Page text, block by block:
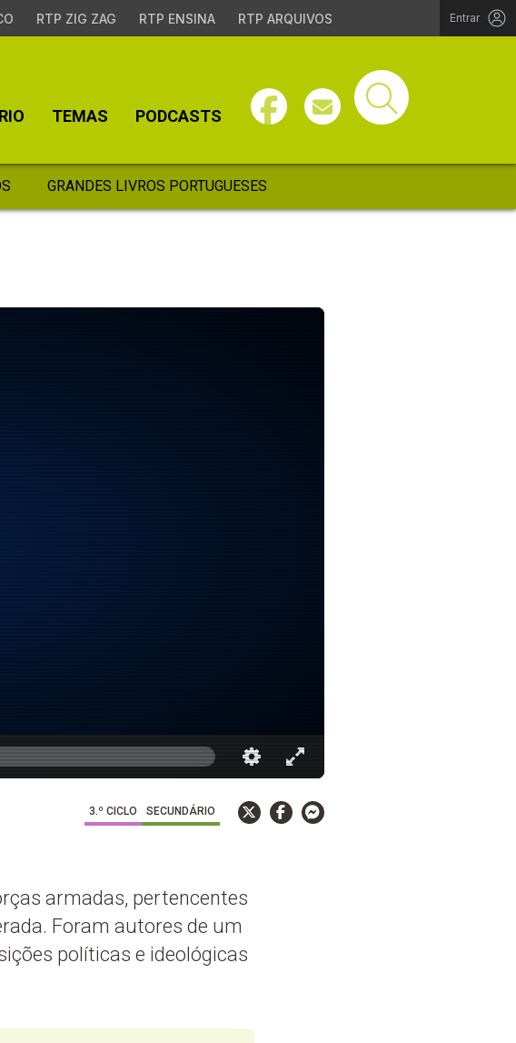
RTP ZIG ZAG RTP ENSINA RTP ARQUIVOS Entrar
TEMAS PODCASTS
GRANDES LIVROS PORTUGUESES
3.º CICLO SECUNDÁRIO
armadas, pertencentes
Foram autores de um
políticas e ideológicas